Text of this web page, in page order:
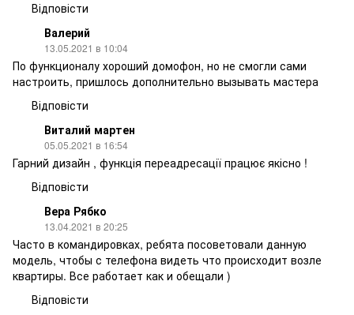
Відповісти
Валерий
13.05.2021 в 10:04
По функционалу хороший домофон, но не смогли сами
настроить, пришлось дополнительно вызывать мастера
Відповісти
Виталий мартен
05.05.2021 в 16:54
Гарний дизайн , функція переадресації працює якісно !
Відповісти
Вера Рябко
13.04.2021 в 20:25
Часто в командировках, ребята посоветовали данную
модель, чтобы с телефона видеть что происходит возле
квартиры. Все работает как и обещали )
Відповісти